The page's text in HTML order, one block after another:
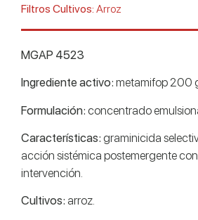
Filtros Cultivos: Arroz
MGAP 4523
Ingrediente activo: metamifop 200
Formulación: concentrado
Características: graminicida
acción sistémica postemergente
intervención.
Cultivos: arroz.